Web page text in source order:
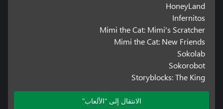
HoneyLand
Infernitos
Mimi the Cat: Mimi's Scratcher
Mimi the Cat: New Friends
Sokolab
Sokorobot
Storyblocks: The King
الانتقال إلى "الألعاب"